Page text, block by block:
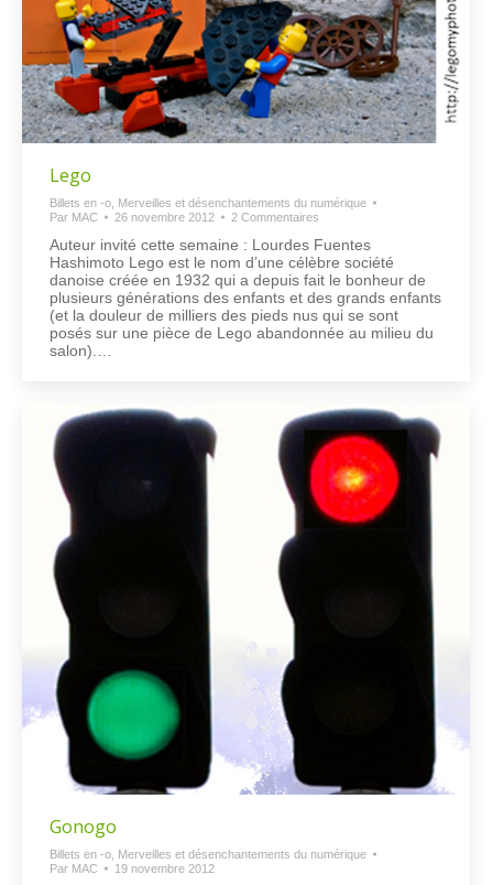
Lego
Billets en -o Merveilles et désenchantements du numérique
Par MAC 26 novembre 2012 2 Commentaires
Auteur invité cette semaine : Lourdes Fuentes
Hashimoto Lego est le nom d’une célèbre société
danoise créée en 1932 qui a depuis fait le bonheur de
plusieurs générations des enfants et des grands enfants
(et la douleur de milliers des pieds nus qui se sont
posés sur une pièce de Lego abandonnée au milieu du
salon).…
Gonogo
Billets en -o Merveilles et désenchantements du numérique
Par MAC 19 novembre 2012